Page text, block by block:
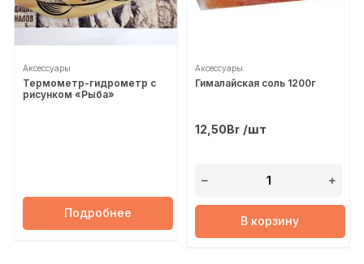
Аксессуары
Термометр-гидрометр с
рисунком «Рыба»
Подробнее
Аксессуары
Гималайская соль 1200г
12,50Br/шт
В корзину